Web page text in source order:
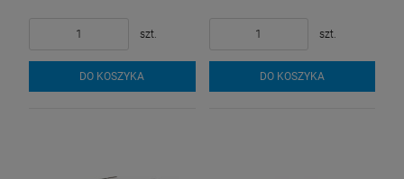
szt.
DO KOSZYKA
szt.
DO KOSZYKA